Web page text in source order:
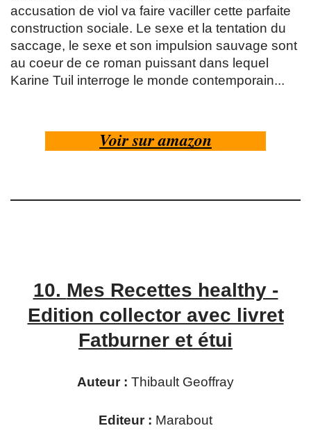
accusation de viol va faire vaciller cette parfaite
construction sociale. Le sexe et la tentation du
saccage, le sexe et son impulsion sauvage sont
au coeur de ce roman puissant dans lequel
Karine Tuil interroge le monde contemporain...
Voir sur amazon
10. Mes Recettes healthy -
Edition collector avec livret
Fatburner et étui
Auteur : Thibault Geoffray
Editeur : Marabout